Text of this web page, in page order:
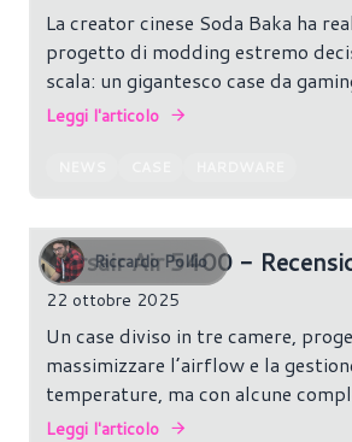
La creator cinese Soda Baka ha
progetto di modding estremo
scala: un gigantesco case da
completo di ventole, RGB e
Leggi l'articolo
Riccardo Pollio
Corsair Air 5400 -
22 ottobre 2025
Un case diviso in tre camere,
massimizzare l’airflow e la
temperature, ma con alcune
rendono un prodotto affascinante
Leggi l'articolo